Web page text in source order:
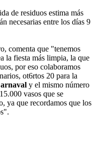
de residuos estima más
necesarias entre los días 9
comenta que "tenemos
la fiesta más limpia, la que
por eso colaboramos
ot6rtos 20 para la
y el mismo número
vasos que se
ya que recordamos que los